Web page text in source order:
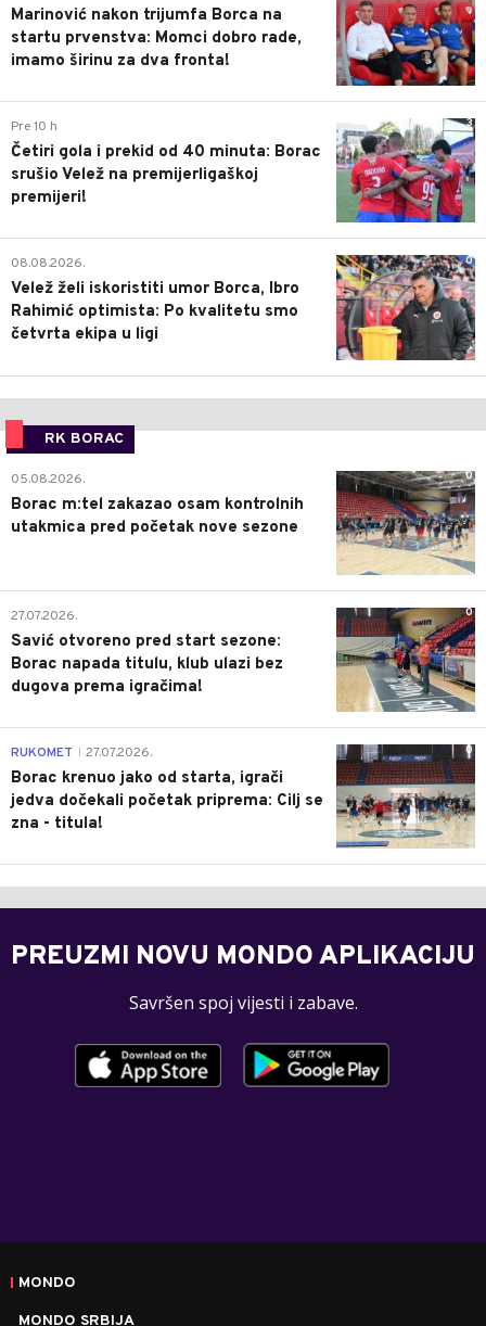
Marinović nakon trijumfa Borca na
startu prvenstva: Momci dobro rade,
imamo širinu za dva fronta!
3
Pre 10 h
Četiri gola i prekid od 40 minuta: Borac
srušio Velež na premijerligaškoj
premijeri!
0
08.08.2026.
Velež želi iskoristiti umor Borca, Ibro
Rahimić optimista: Po kvalitetu smo
četvrta ekipa u ligi
RK BORAC
0
05.08.2026.
Borac m:tel zakazao osam kontrolnih
utakmica pred početak nove sezone
0
27.07.2026.
Savić otvoreno pred start sezone:
Borac napada titulu, klub ulazi bez
dugova prema igračima!
0
RUKOMET 27.07.2026.
Borac krenuo jako od starta, igrači
jedva dočekali početak priprema: Cilj se
zna - titula!
PREUZMI NOVU MONDO APLIKACIJU
Savršen spoj vijesti i zabave.
MONDO
MONDO SRBIJA